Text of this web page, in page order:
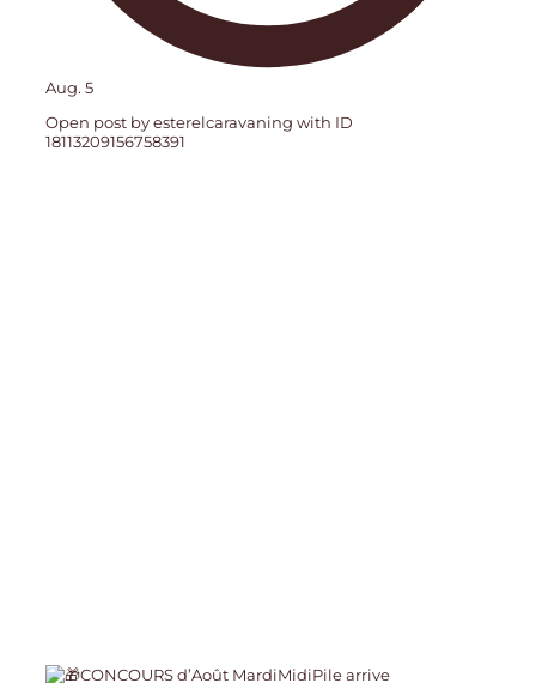
Aug. 5
Open post by esterelcaravaning with ID
18113209156758391